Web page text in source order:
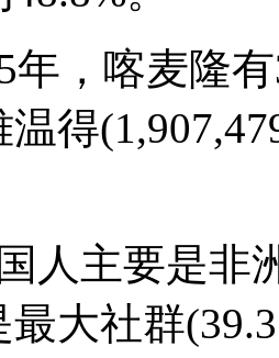
年，喀麦隆
得
人主要是非
最大社群